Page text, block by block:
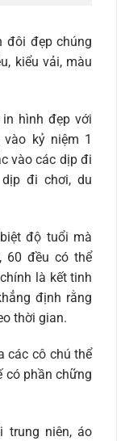
đôi đẹp chúng
kiểu vải, màu
hình đẹp với
kỷ niệm 1
vào các dịp đi
đi chơi, du
độ tuổi mà
60 đều có thể
là kết tinh
định rằng
thời gian.
các cô chú thể
có phần chững
trung niên, áo